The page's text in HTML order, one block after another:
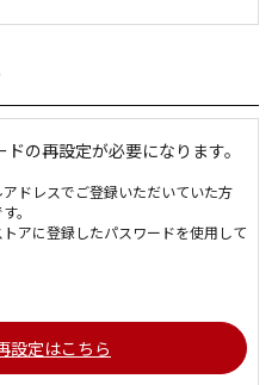
の再設定が必要になります。
ドレスでご登録いただいていた方
。
アに登録したパスワードを使用して
設定はこちら